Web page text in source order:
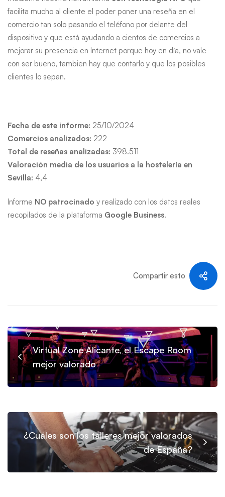
facilita mucho al cliente el poder poner una reseña en el
comercio tan solo pasando el teléfono por delante del
dispositivo y que está ayudando a cientos de comercios a
mejorar su presencia en Internet porque hoy en día, no vale
con ser bueno, tambien hay que contarlo y que los posibles
clientes lo sepan.
Fecha de este informe: 25/10/2024
Comercios analizados: 222
Total de reseñas analizadas: 398.511
Valoración media de los usuarios a la hostelería en
Sevilla: 4,4
Informe NO patrocinado y realizado con los datos reales
recopilados de la plataforma Google Business.
Compartir esto
Virtual Zone Alicante, el Escape Room
mejor valorado
¿Cuáles son los talleres mejor valorados
de España?